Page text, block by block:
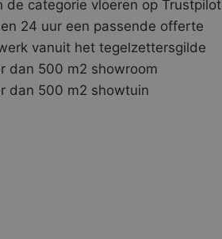
de categorie vloeren op Trustpilot
24 uur een passende offerte
vanuit het tegelzettersgilde
dan 500 m2 showroom
dan 500 m2 showtuin